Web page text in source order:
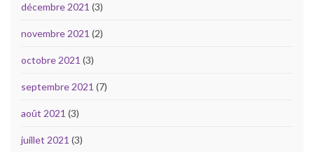
décembre 2021 (3)
novembre 2021 (2)
octobre 2021 (3)
septembre 2021 (7)
août 2021 (3)
juillet 2021 (3)